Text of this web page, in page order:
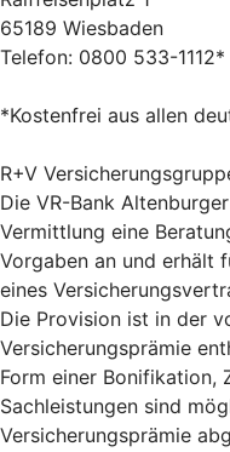
65189 Wiesbaden
Telefon: 0800 533-1112*
*Kostenfrei aus allen
R+V
Die VR-Bank
Vermittlung eine
Vorgaben an und erhält
eines
Die Provision ist in der
Versicherungsprämie
Form einer Bonifikation,
Sachleistungen sind
Versicherungsprämie